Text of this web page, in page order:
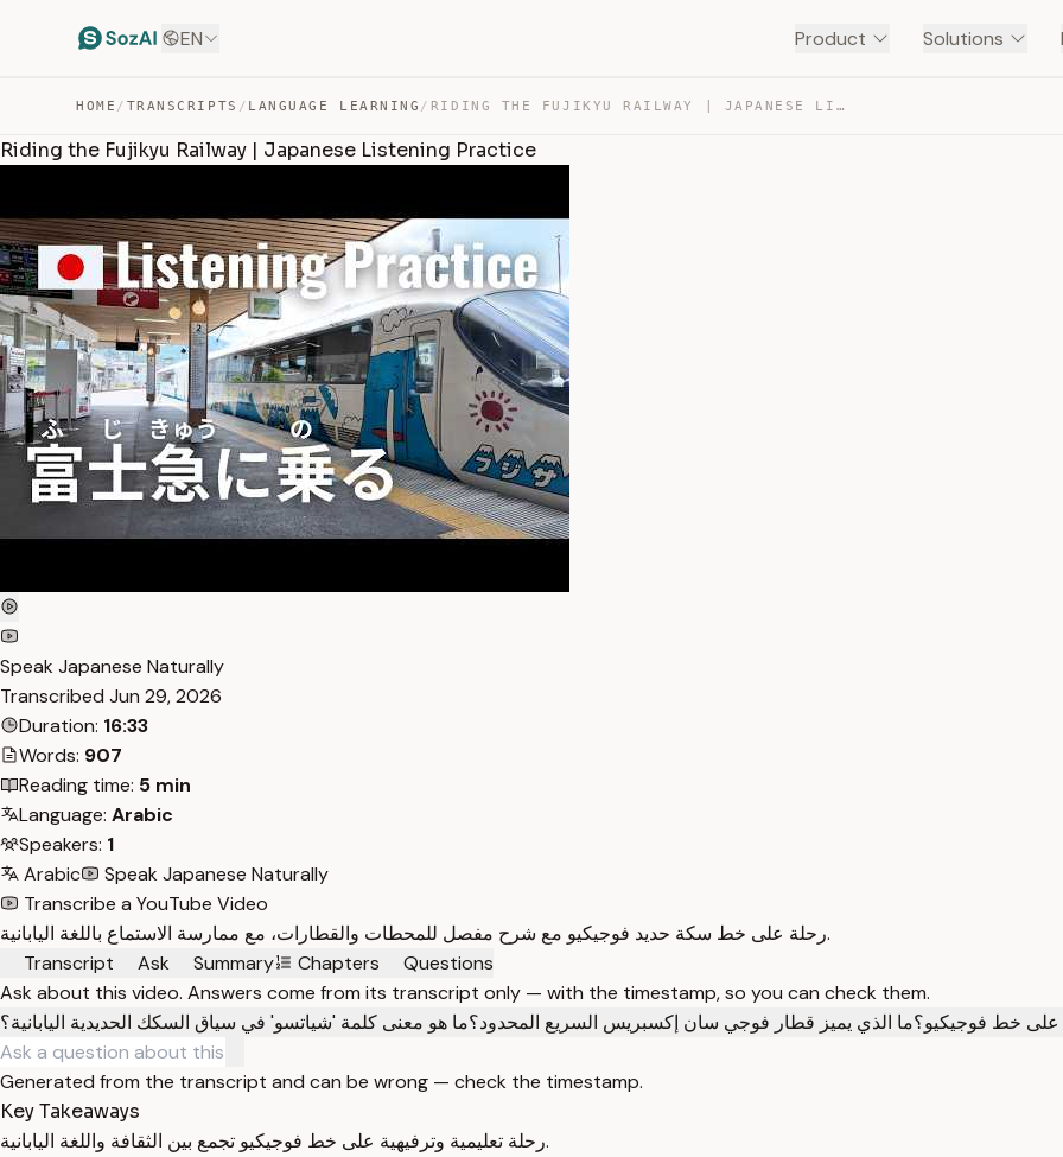
EN Product Solutions
HOME / TRANSCRIPTS / LANGUAGE LEARNING / RIDING THE FUJIKYU RAILWAY | JAPANESE LISTENING PRACTICE — TRANSCRIPT
Riding the Fujikyu Railway | Japanese Listening Practice
Speak Japanese Naturally
Transcribed Jun 29, 2026
Duration: 16:33
Words: 907
Reading time: 5 min
Language: Arabic
Speakers: 1
Arabic
Speak Japanese Naturally
Transcribe a YouTube Video
رحلة على خط سكة حديد فوجيكيو مع شرح مفصل للمحطات والقطارات، مع ممارسة الاستماع باللغة اليابانية.
Transcript
Ask Summary Chapters
Questions
Ask about this video. Answers come from its transcript only — with the timestamp, so you can check them.
ما هو معنى كلمة 'شياتسو' في سياق السكك الحديدية اليابانية؟ما الذي يميز قطار فوجي سان إكسبريس السريع المحدود؟على خط فوجيكيو؟
Generated from the transcript and can be wrong — check the timestamp.
Key Takeaways
رحلة تعليمية وترفيهية على خط فوجيكيو تجمع بين الثقافة واللغة اليابانية.